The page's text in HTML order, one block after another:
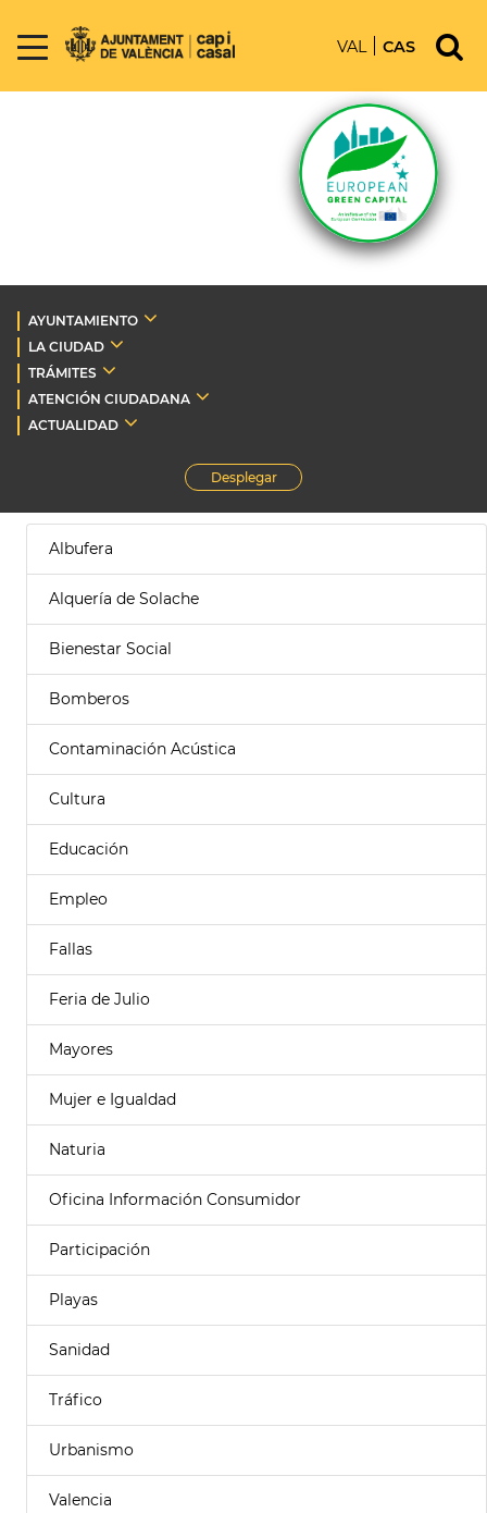
VAL CAS
AYUNTAMIENTO
LA CIUDAD
TRÁMITES
ATENCIÓN CIUDADANA
ACTUALIDAD
Desplegar
Albufera
Alquería de Solache
Bienestar Social
Bomberos
Contaminación Acústica
Cultura
Educación
Empleo
Fallas
Feria de Julio
Mayores
Mujer e Igualdad
Naturia
Oficina Información Consumidor
Participación
Playas
Sanidad
Tráfico
Urbanismo
Valencia